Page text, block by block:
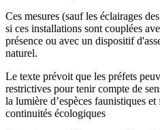
Ces mesures (sauf les éclairages
si ces installations sont couplées
présence ou avec un dispositif
naturel.
Le texte prévoit que les préfets
restrictives pour tenir compte de
la lumière d’espèces faunistiques
continuités écologiques